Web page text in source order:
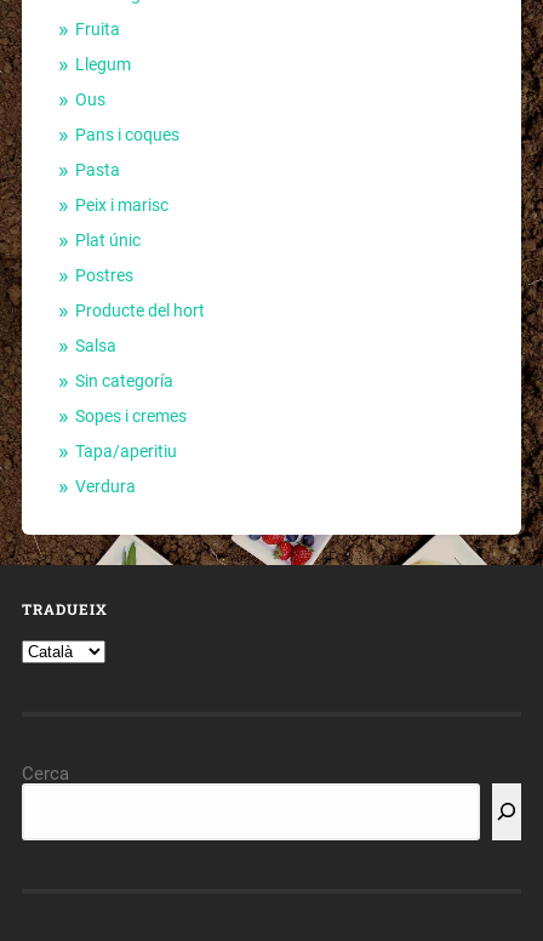
Fruita
Llegum
Ous
Pans i coques
Pasta
Peix i marisc
Plat únic
Postres
Producte del hort
Salsa
Sin categoría
Sopes i cremes
Tapa/aperitiu
Verdura
TRADUEIX
Cerca